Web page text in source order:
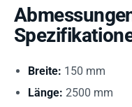
Breite: 150 mm
Länge: 2500 mm